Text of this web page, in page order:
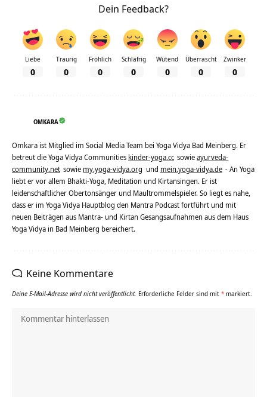
Dein Feedback?
Liebe
0
Traurig
0
Fröhlich
0
Schläfrig
0
Wütend
0
Überrascht
0
Zwinker
0
OMKARA
Omkara ist Mitglied im Social Media Team bei Yoga Vidya Bad Meinberg. Er
betreut die Yoga Vidya Communities kinder-yoga.cc sowieayurveda-
community.net sowie my.yoga-vidya.org und mein.yoga-vidya.de - An Yoga
liebt er vor allem Bhakti-Yoga, Meditation und Kirtansingen. Er ist
leidenschaftlicher Obertonsänger und Maultrommelspieler. So liegt es nahe,
dass er im Yoga Vidya Hauptblog den Mantra Podcast fortführt und mit
neuen Beiträgen aus Mantra- und Kirtan Gesangsaufnahmen aus dem Haus
Yoga Vidya in Bad Meinberg bereichert.
Keine Kommentare
Deine E-Mail-Adresse wird nicht veröffentlicht. Erforderliche Felder sind mit * markiert.